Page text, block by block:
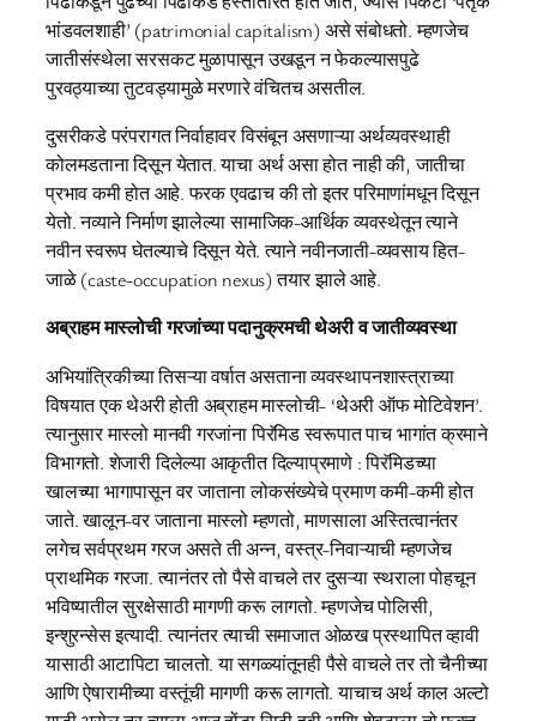
भांडवलशाही’ (patrimonial capitalism) असे संबोधतो. म्हणजेच
जातीसंस्थेला सरसकट मुळापासून उखडून न फेकल्यासपुढे
पुरवठ्याच्या तुटवड्यामुळे मरणारे वंचितच असतील.
दुसरीकडे परंपरागत निर्वाहावर विसंबून असणाऱ्या अर्थव्यवस्थाही
कोलमडताना दिसून येतात. याचा अर्थ असा होत नाही की, जातीचा
प्रभाव कमी होत आहे. फरक एवढाच की तो इतर परिमाणांमधून दिसून
येतो. नव्याने निर्माण झालेल्या सामाजिक-आर्थिक व्यवस्थेतून त्याने
नवीन स्वरूप घेतल्याचे दिसून येते. त्याने नवीनजाती-व्यवसाय हित-
जाळे (caste-occupation nexus) तयार झाले आहे.
अब्राहम मास्लोची गरजांच्या पदानुक्रमची थेअरी व जातीव्यवस्था
अभियांत्रिकीच्या तिसऱ्या वर्षात असताना व्यवस्थापनशास्त्राच्या
विषयात एक थेअरी होती अब्राहम मास्लोची- ‘थेअरी ऑफ मोटिवेशन’.
त्यानुसार मास्लो मानवी गरजांना पिरॅमिड स्वरूपात पाच भागांत क्रमाने
विभागतो. शेजारी दिलेल्या आकृतीत दिल्याप्रमाणे : पिरॅमिडच्या
खालच्या भागापासून वर जाताना लोकसंख्येचे प्रमाण कमी-कमी होत
जाते. खालून-वर जाताना मास्लो म्हणतो, माणसाला अस्तित्वानंतर
लगेच सर्वप्रथम गरज असते ती अन्न, वस्त्र-निवाऱ्याची म्हणजेच
प्राथमिक गरजा. त्यानंतर तो पैसे वाचले तर दुसऱ्या स्थराला पोहचून
भविष्यातील सुरक्षेसाठी मागणी करू लागतो. म्हणजेच पोलिसी,
इन्शुरन्सेस इत्यादी. त्यानंतर त्याची समाजात ओळख प्रस्थापित व्हावी
यासाठी आटापिटा चालतो. या सगळ्यांतूनही पैसे वाचले तर तो चैनीच्या
आणि ऐषारामीच्या वस्तूंची मागणी करू लागतो. याचाच अर्थ काल अल्टो